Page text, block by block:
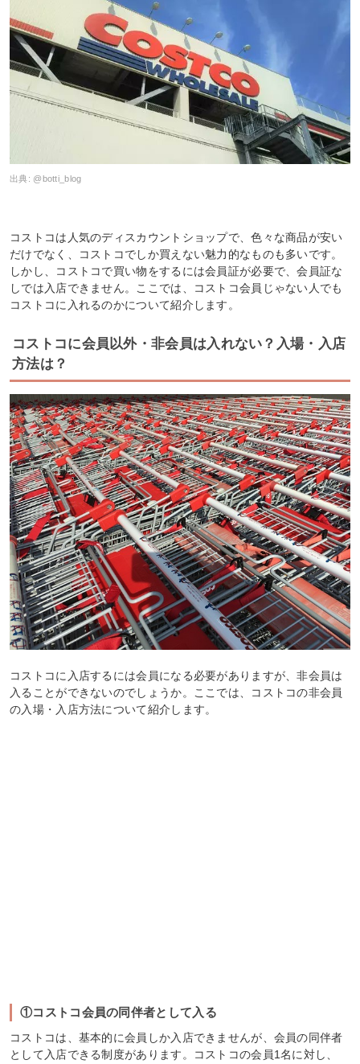
出典: @botti_blog
コストコは人気のディスカウントショップで、色々な商品が安い
だけでなく、コストコでしか買えない魅力的なものも多いです。
しかし、コストコで買い物をするには会員証が必要で、会員証な
しでは入店できません。ここでは、コストコ会員じゃない人でも
コストコに入れるのかについて紹介します。
コストコに会員以外・非会員は入れない？入場・入店
方法は？
コストコに入店するには会員になる必要がありますが、非会員は
入ることができないのでしょうか。ここでは、コストコの非会員
の入場・入店方法について紹介します。
①コストコ会員の同伴者として入る
コストコは、基本的に会員しか入店できませんが、会員の同伴者
として入店できる制度があります。コストコの会員1名に対し、